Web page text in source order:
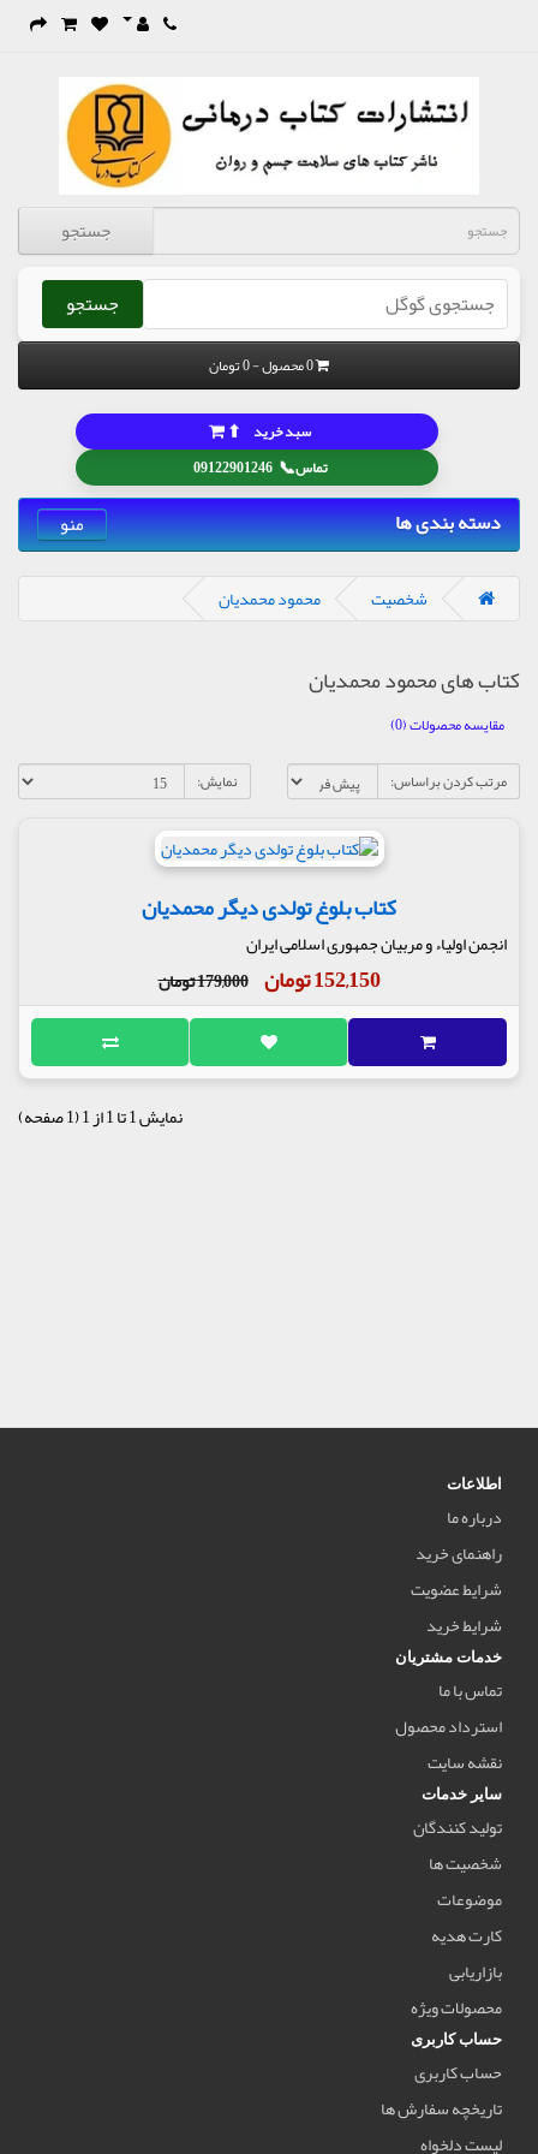
جستجو
جستجو
0 محصول - 0 تومان
تماس📞
09122901246
سبد خرید ⬆
دسته بندی ها منو
شخصیت محمود محمدیان
کتاب های محمود محمدیان
مقایسه محصولات (0)
مرتب کردن براساس:
نمایش:
کتاب بلوغ تولدی دیگر محمدیان
انجمن اولیاء و مربیان جمهوری اسلامی ایران
152,150 تومان 179,000 تومان
نمایش 1 تا 1 از 1 (1 صفحه)
اطلاعات
درباره ما
راهنمای خرید
شرایط عضویت
شرایط خرید
خدمات مشتریان
تماس با ما
استرداد محصول
نقشه سایت
سایر خدمات
تولید کنندگان
شخصیت ها
موضوعات
کارت هدیه
بازاریابی
محصولات ویژه
حساب کاربری
حساب کاربری
تاریخچه سفارش ها
لیست دلخواه